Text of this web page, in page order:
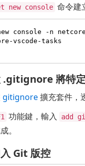
new console 命令建
vscode-tasks
.gitignore 將特
gitignore擴充套件，
功能鍵，輸入 add
。
Git 版控